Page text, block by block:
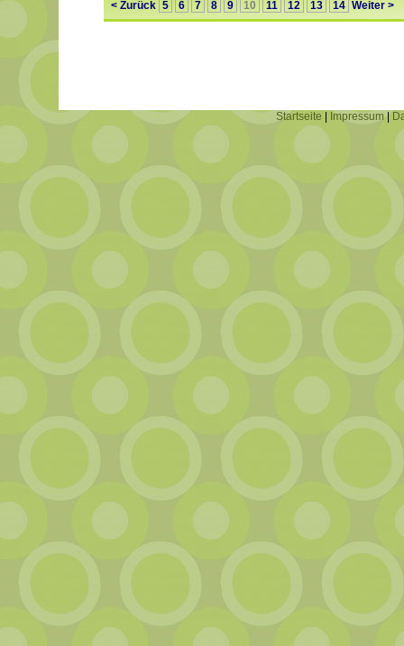
< Zurück 5 6 7 8 9 10 11 12 13 14 Weiter >
Startseite Impressum|